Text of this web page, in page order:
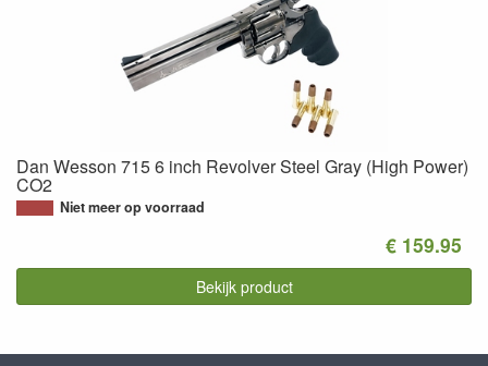
Dan Wesson 715 6 inch Revolver Steel Gray (High Power)
CO2
Niet meer op voorraad
€ 159.95
Bekijk product